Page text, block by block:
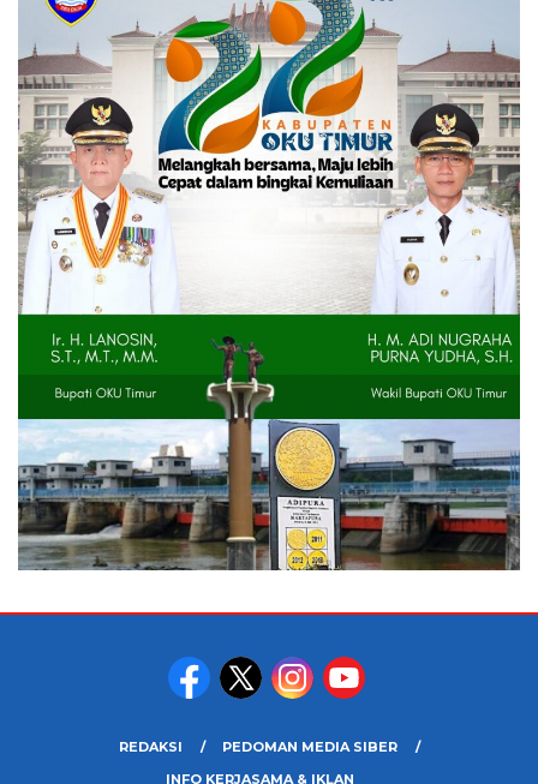
REDAKSI
PEDOMAN MEDIA SIBER
INFO KERJASAMA & IKLAN